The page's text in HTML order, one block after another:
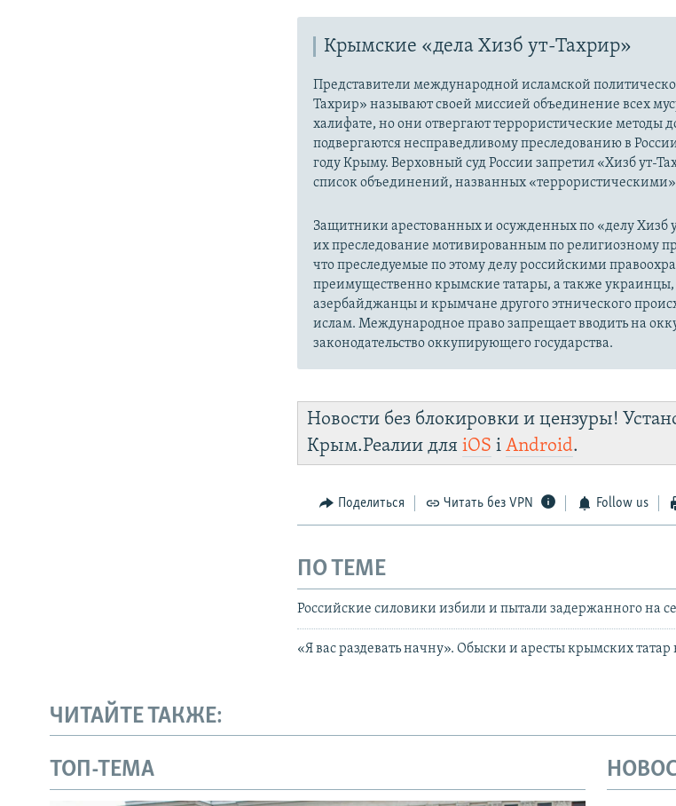
Крымские «дела Хизб ут-Тахрир»
Представители международной исламской
Тахрир» называют своей миссией объединение всех
халифате, но они отвергают террористические методы
подвергаются несправедливому преследованию в
году Крыму. Верховный суд России запретил «Хизб ут-
список объединений, названных
Защитники арестованных и осужденных по «делу Хизб
их преследование мотивированным по религиозному
что преследуемые по этому делу российскими
преимущественно крымские татары, а также украинцы,
азербайджанцы и крымчане другого этнического
ислам. Международное право запрещает вводить на
законодательство оккупирующего государства.
Новости без блокировки и цензуры!
Крым.Реалии дляiOS іAndroid.
Поделиться Читать без VPN Follow us
ПО ТЕМЕ
Российские силовики избили и пытали задержанного на
«Я вас раздевать начну». Обыски и аресты крымских
ЧИТАЙТЕ ТАКЖЕ:
ТОП-ТЕМА